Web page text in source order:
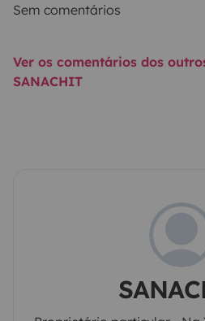
Sem comentários
Ver os comentários dos
SANACHIT